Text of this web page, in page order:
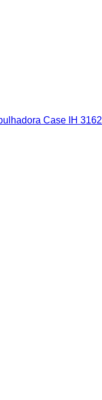
Case IH 3162